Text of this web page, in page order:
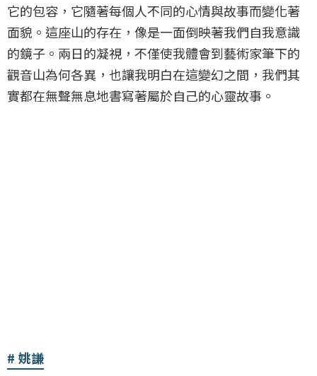
它的包容，它隨著每個人不同的心情與故事而變化著
面貌。這座山的存在，像是一面倒映著我們自我意識
的鏡子。兩日的凝視，不僅使我體會到藝術家筆下的
觀音山為何各異，也讓我明白在這變幻之間，我們其
實都在無聲無息地書寫著屬於自己的心靈故事。
姚謙